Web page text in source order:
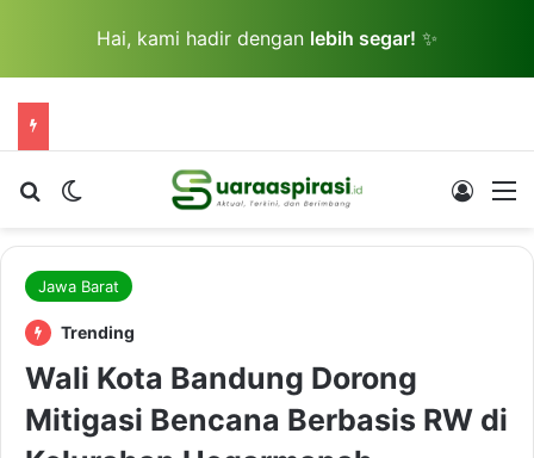
Hai, kami hadir dengan lebih segar! ✨
Cari berita...Switch skin Log In
Jawa Barat
Trending
Wali Kota Bandung Dorong
Mitigasi Bencana Berbasis RW di